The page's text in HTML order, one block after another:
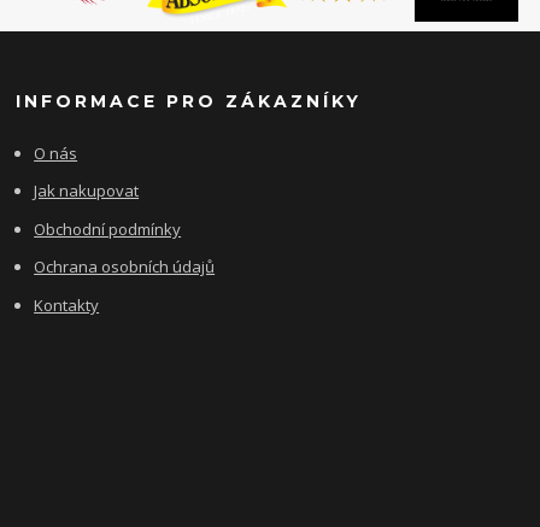
INFORMACE PRO ZÁKAZNÍKY
O nás
Jak nakupovat
Obchodní podmínky
Ochrana osobních údajů
Kontakty